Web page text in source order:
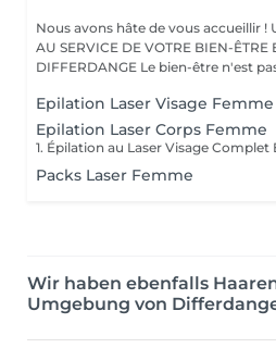
Nous avons hâte de vous accueillir ! UN INSTITUT DE BEAUTÉ
AU SERVICE DE VOTRE BIEN-ÊTRE
DIFFERDANGE Le bien-être
Epilation Laser Visage Femme
Epilation Laser Corps Femme
Packs Laser Femme
Wir haben ebenfalls
Umgebung von